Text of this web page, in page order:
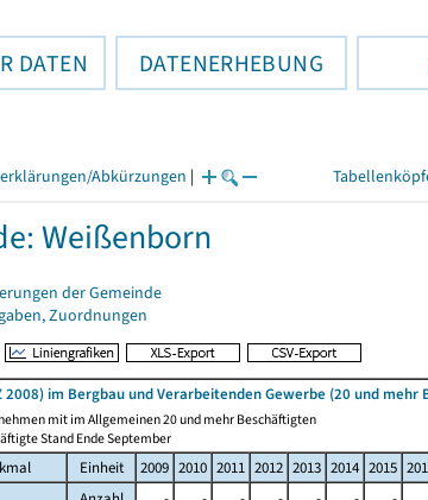
DATEN DATENERHEBUNG
Abkürzungen |
Weißenborn
der Gemeinde
Zuordnungen
2008) im Bergbau und Verarbeitenden Gewerbe (20 und mehr
mit im Allgemeinen 20 und mehr Beschäftigten
Stand Ende September
Einheit 2009 2010 2011 2012 2013 2014 2015